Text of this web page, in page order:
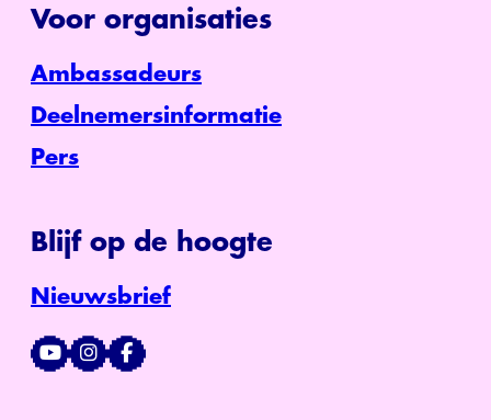
Voor organisaties
Ambassadeurs
Deelnemersinformatie
Pers
Blijf op de hoogte
Nieuwsbrief